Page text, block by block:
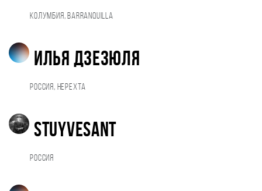
Колумбия, Barranquilla
Илья Дзезюля
Россия, Нерехта
Stuyvesant
Россия